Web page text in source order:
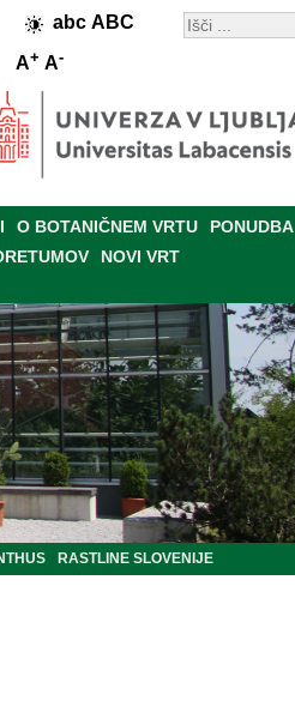
abc ABC
A+ A-
O BOTANIČNEM VRTU PONUDBA
NOVI VRT
RASTLINE SLOVENIJE